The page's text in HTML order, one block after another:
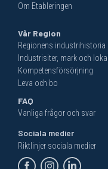
Om Etableringen
Vår Region
Regionens industrihistoria
Industrisiter, mark och
Kompetensförsörjning
Leva och bo
FAQ
Vanliga frågor och svar
Sociala medier
Riktlinjer sociala medier